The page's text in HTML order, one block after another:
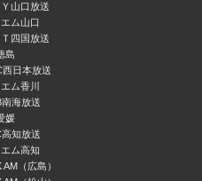
Ｙ山口放送
ム山口
Ｔ四国放送
島
西日本放送
ム香川
南海放送
媛
高知放送
ム高知
AM（広島）